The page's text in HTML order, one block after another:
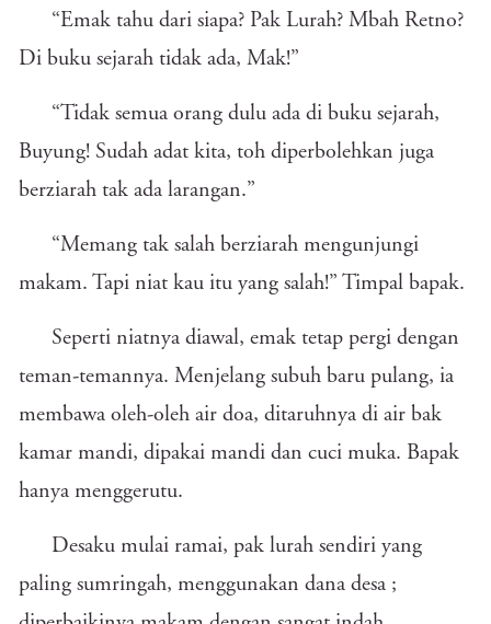
“Emak tahu dari siapa? Pak Lurah? Mbah Retno?
Di buku sejarah tidak ada, Mak!”
“Tidak semua orang dulu ada di buku sejarah,
Buyung! Sudah adat kita, toh diperbolehkan juga
berziarah tak ada larangan.”
“Memang tak salah berziarah mengunjungi
makam. Tapi niat kau itu yang salah!” Timpal bapak.
Seperti niatnya diawal, emak tetap pergi dengan
teman-temannya. Menjelang subuh baru pulang, ia
membawa oleh-oleh air doa, ditaruhnya di air bak
kamar mandi, dipakai mandi dan cuci muka. Bapak
hanya menggerutu.
Desaku mulai ramai, pak lurah sendiri yang
paling sumringah, menggunakan dana desa ;